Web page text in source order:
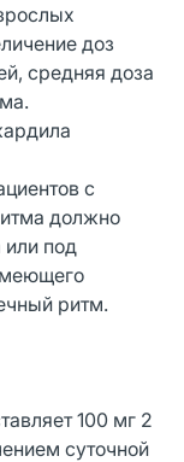
доз
средняя доза
с
должно
или под
ритм.
100 мг 2
суточной